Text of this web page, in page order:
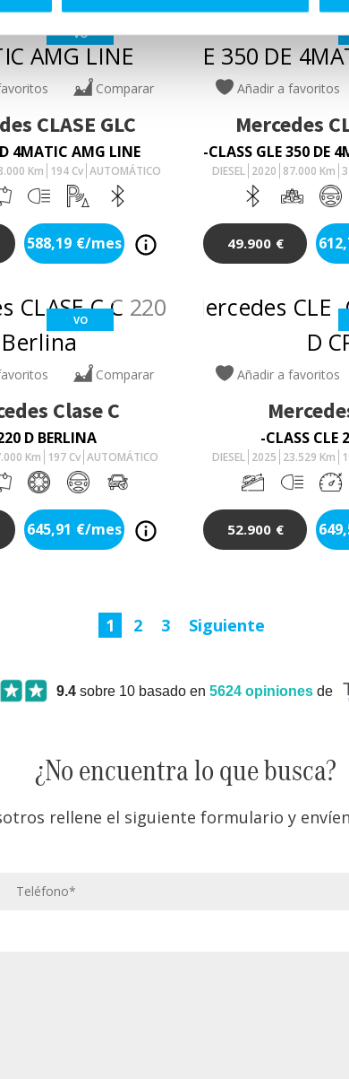
VO
Comparar
CLASE GLC
4MATIC AMG LINE
Km 194 Cv AUTOMÁTICO
588,19 €/mes
Añadir a favoritos
Mercedes
DIESEL 2020 87.000 Km
49.900 €
VO
Comparar
Clase C
D BERLINA
Km 197Cv AUTOMÁTICO
645,91 €/mes
Añadir a favoritos
-CLASS CLE
DIESEL 2025 23.529 Km
52.900 €
1 2 3 Siguiente
9.4 sobre 10 basado en5624 opiniones de
¿No encuentra lo que busca?
rellene el siguiente formulario y